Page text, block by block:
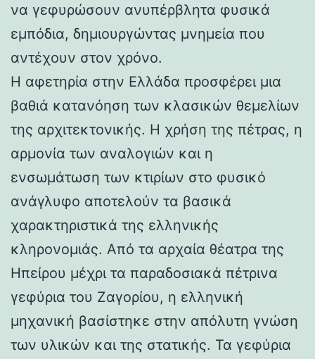
να γεφυρώσουν ανυπέρβλητα φυσικά
εμπόδια, δημιουργώντας μνημεία που
αντέχουν στον χρόνο.
Η αφετηρία στην Ελλάδα προσφέρει μια
βαθιά κατανόηση των κλασικών θεμελίων
της αρχιτεκτονικής. Η χρήση της πέτρας, η
αρμονία των αναλογιών και η
ενσωμάτωση των κτιρίων στο φυσικό
ανάγλυφο αποτελούν τα βασικά
χαρακτηριστικά της ελληνικής
κληρονομιάς. Από τα αρχαία θέατρα της
Ηπείρου μέχρι τα παραδοσιακά πέτρινα
γεφύρια του Ζαγορίου, η ελληνική
μηχανική βασίστηκε στην απόλυτη γνώση
των υλικών και της στατικής. Τα γεφύρια